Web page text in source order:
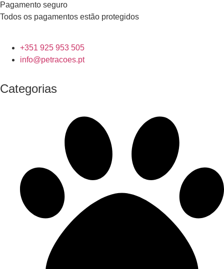
Pagamento seguro
Todos os pagamentos estão protegidos
+351 925 953 505
info@petracoes.pt
Categorias